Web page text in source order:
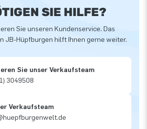
SIE HILFE?
Sie unseren Kundenservice. Das
JB-Hüpfburgen hilft Ihnen gerne weiter.
Sie unser Verkaufsteam
3049508
Verkaufsteam